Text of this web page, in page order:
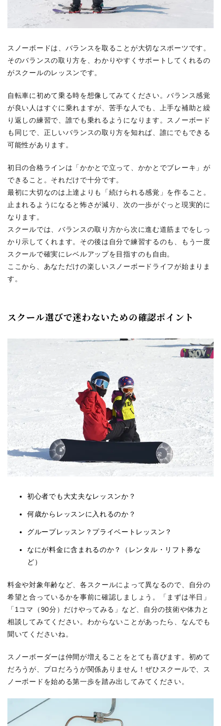
スノーボードは、バランスを取ることが大切なスポーツです。
そのバランスの取り方を、わかりやすくサポートしてくれるの
がスクールのレッスンです。
自転車に初めて乗る時を想像してみてください。バランス感覚
が良い人はすぐに乗れますが、苦手な人でも、上手な補助と繰
り返しの練習で、誰でも乗れるようになります。スノーボード
も同じで、正しいバランスの取り方を知れば、誰にでもできる
可能性があります。
初日の合格ラインは「かかとで立って、かかとでブレーキ」が
できること。それだけで十分です。
最初に大切なのは上達よりも「続けられる感覚」を作ること。
止まれるようになると怖さが減り、次の一歩がぐっと現実的に
なります。
スクールでは、バランスの取り方から次に進む道筋までをしっ
かり示してくれます。その後は自分で練習するのも、もう一度
スクールで確実にレベルアップを目指すのも自由。
ここから、あなただけの楽しいスノーボードライフが始まりま
す。
スクール選びで迷わないための確認ポイント
初心者でも大丈夫なレッスンか？
何歳からレッスンに入れるのか？
グループレッスン？プライベートレッスン？
なにが料金に含まれるのか？（レンタル・リフト券な
ど）
料金や対象年齢など、各スクールによって異なるので、自分の
希望と合っているかを事前に確認しましょう。「まずは半日」
「1コマ（90分）だけやってみる」など、自分の技術や体力と
相談してみてください。わからないことがあったら、なんでも
聞いてくださいね。
スノーボーダーは仲間が増えることをとても喜びます。初めて
だろうが、プロだろうが関係ありません！ぜひスクールで、ス
ノーボードを始める第一歩を踏み出してみてください。